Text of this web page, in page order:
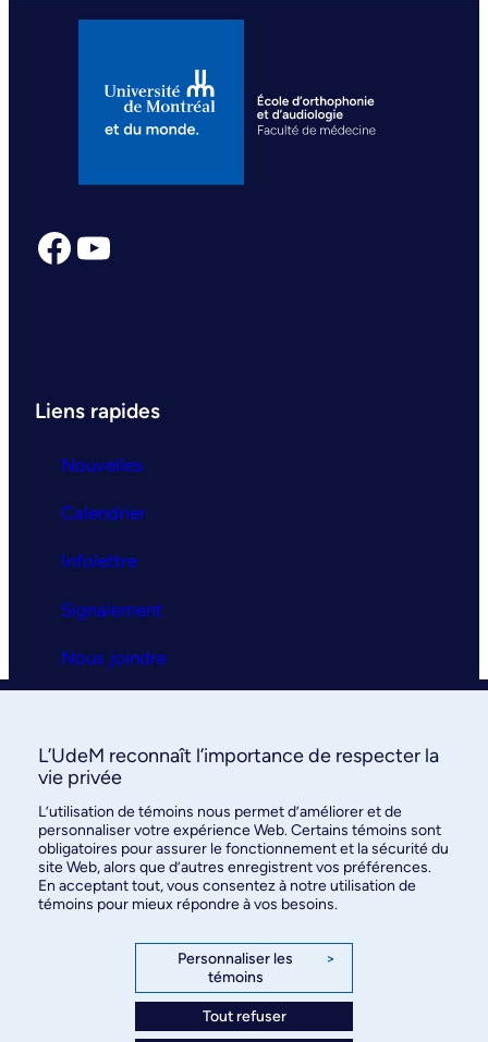
Facebook YouTube
Liens rapides
Nouvelles
Calendrier
Infolettre
Signalement
Nous joindre
La clinique
Services
FAQ
Nous joindre
Faculté de médecine, Université de Montréal, 2026. Tous
L’UdeM reconnaît l’importance de respecter la
vie privée
L’utilisation de témoins nous permet d’améliorer et de
personnaliser votre expérience Web. Certains témoins sont
obligatoires pour assurer le fonctionnement et la sécurité du
site Web, alors que d’autres enregistrent vos préférences.
En acceptant tout, vous consentez à notre utilisation de
témoins pour mieux répondre à vos besoins.
Personnaliser les
témoins
>
Tout refuser